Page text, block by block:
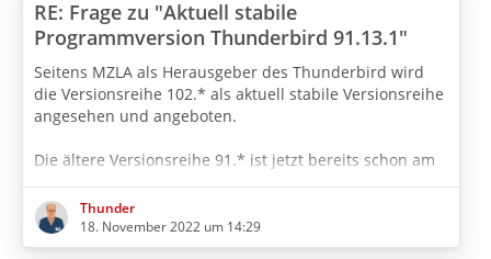
RE: Frage zu "Aktuell stabile
Programmversion Thunderbird 91.13.1"
Seitens MZLA als Herausgeber des Thunderbird wird
die Versionsreihe 102.* als aktuell stabile Versionsreihe
angesehen und angeboten.
Die ältere Versionsreihe 91.* ist jetzt bereits schon am
Ende des Lebenszyklus angekommen und somit "EOL" =
"End of Life". Es wird im Normalfall für 91.* keine
Updates mehr in der Versionsreihe geben, wenn ich
nicht irre.
Thunder
18. November 2022 um 14:29